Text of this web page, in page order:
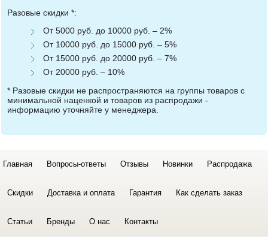
Разовые скидки *:
От 5000 руб. до 10000 руб. – 2%
От 10000 руб. до 15000 руб. – 5%
От 15000 руб. до 20000 руб. – 7%
От 20000 руб. – 10%
* Разовые скидки не распространяются на группы товаров с
минимальной наценкой и товаров из распродажи -
информацию уточняйте у менеджера.
Главная Вопросы-ответы Отзывы Новинки Распродажа
Скидки Доставка и оплата Гарантия Как сделать заказ
Статьи Бренды О нас Контакты